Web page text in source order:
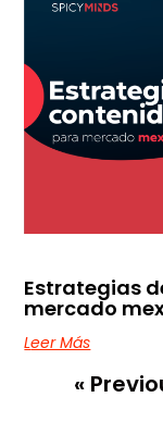
Estrategias
mercado
Leer Más
«